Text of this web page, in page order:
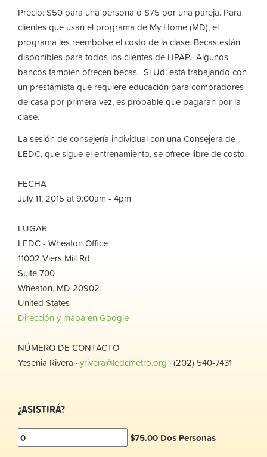
Precio: $50 para una persona o $75 por una pareja. Para
clientes que usan el programa de My Home (MD), el
programa les reembolse el costo de la clase. Becas están
disponibles para todos los clientes de HPAP. Algunos
bancos también ofrecen becas. Si Ud. está trabajando con
un prestamista que requiere educación para compradores
de casa por primera vez, es probable que pagaran por la
clase.
La sesión de consejería individual con una Consejera de
LEDC, que sigue el entrenamiento, se ofrece libre de costo.
FECHA
July 11, 2015 at 9:00am - 4pm
LUGAR
LEDC - Wheaton Office
11002 Viers Mill Rd
Suite 700
Wheaton, MD 20902
United States
Dirección y mapa en Google
NÚMERO DE CONTACTO
Yesenia Rivera ·yrivera@ledcmetro.org · (202) 540-7431
¿ASISTIRÁ?
$75.00 Dos Personas